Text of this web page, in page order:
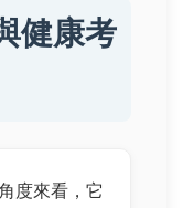
健康考
度來看，它